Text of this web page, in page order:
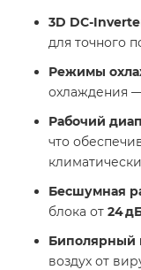
3D DC-
для точного
Режимы
охлаждения —
Рабочий
что
Бесшумная
блока от 24
Биполярный
воздух от